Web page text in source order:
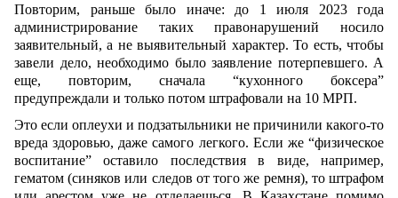
Повторим, раньше было иначе: до 1 июля 2023 года
администрирование таких правонарушений носило
заявительный, а не выявительный характер. То есть, чтобы
завели дело, необходимо было заявление потерпевшего. А
еще, повторим, сначала “кухонного боксера”
предупреждали и только потом штрафовали на 10 МРП.
Это если оплеухи и подзатыльники не причинили какого-то
вреда здоровью, даже самого легкого. Если же “физическое
воспитание” оставило последствия в виде, например,
гематом (синяков или следов от того же ремня), то штрафом